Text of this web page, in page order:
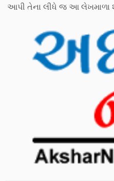
આપી તેના લીધે જ આ લેખમાળા